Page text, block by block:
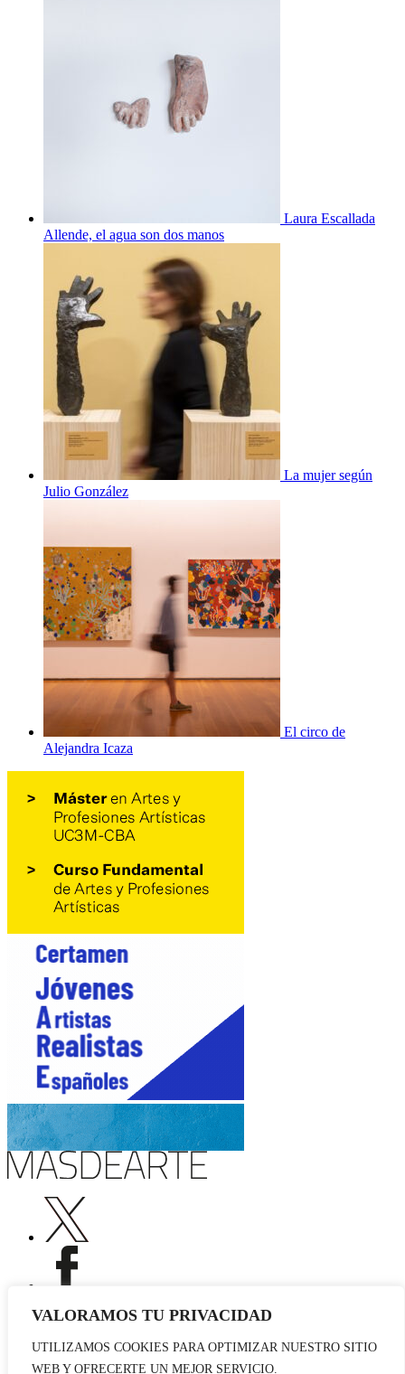
VALORAMOS TU PRIVACIDAD
UTILIZAMOS COOKIES PARA OPTIMIZAR NUESTRO SITIO
WEB Y OFRECERTE UN MEJOR SERVICIO.
Laura Escallada
Allende, el agua son dos manos
La mujer según
Julio González
El circo de
Alejandra Icaza
Publicidad